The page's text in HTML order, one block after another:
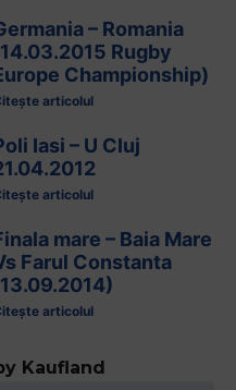
– Romania
Rugby
Championship)
articolul
Iasi – U Cluj
articolul
mare – Baia Mare
Farul Constanta
articolul
Kaufland